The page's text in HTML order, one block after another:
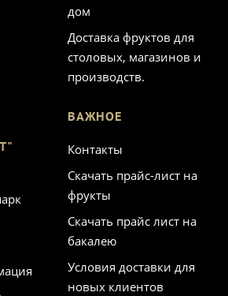
дом
Доставка фруктов для
столовых, магазинов и
производств.
ВАЖНОЕ
Контакты
Скачать прайс-лист на
фрукты
Скачать прайс лист на
бакалею
Условия доставки для
новых клиентов